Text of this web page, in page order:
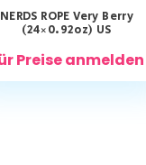
NERDS ROPE Very Berry
(24×0.92oz) US
Preise anmelden